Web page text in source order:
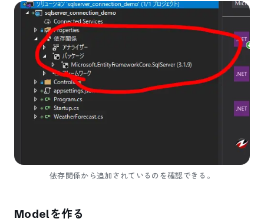
依存関係から追加されているのを確認できる。
Modelを作る